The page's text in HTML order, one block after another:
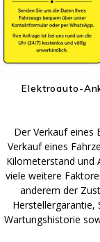
Elektroauto-
Der Verkauf eines
Verkauf eines
Kilometerstand und
viele weitere
anderem der
Herstellergarantie,
Wartungshistorie